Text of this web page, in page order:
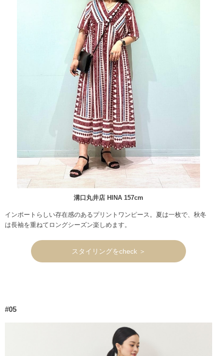
溝口丸井店 HINA 157cm
インポートらしい存在感のあるプリントワンピース。夏は一枚で、秋冬
は長袖を重ねてロングシーズン楽しめます。
スタイリングをcheck ＞
#05